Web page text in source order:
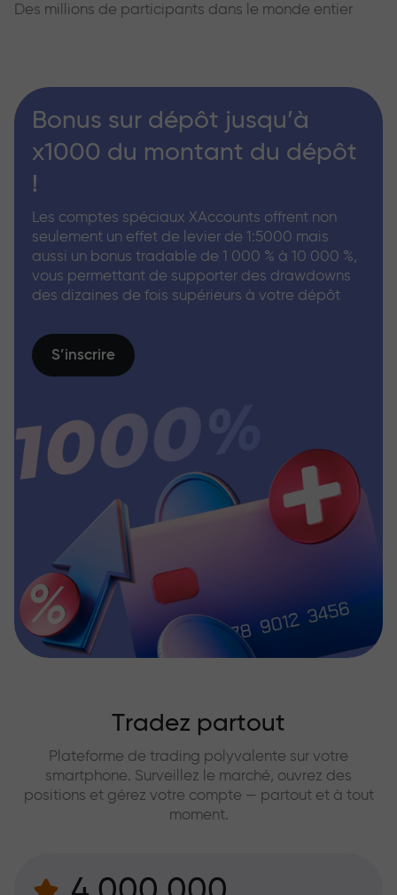
Des millions de participants dans le monde entier
Bonus sur dépôt jusqu’à
x1000 du montant du dépôt
!
Les comptes spéciaux XAccounts offrent non
seulement un effet de levier de 1:5000 mais
aussi un bonus tradable de 1 000 % à 10 000 %,
vous permettant de supporter des drawdowns
des dizaines de fois supérieurs à votre dépôt
S’inscrire
Tradez partout
Plateforme de trading polyvalente sur votre
smartphone. Surveillez le marché, ouvrez des
positions et gérez votre compte — partout et à tout
moment.